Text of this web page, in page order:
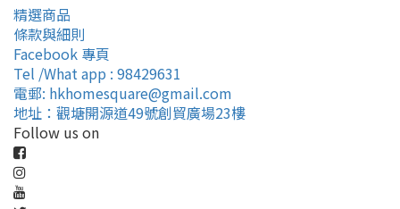
精選商品
條款與細則
Facebook 專頁
Tel /What app : 98429631
電郵: hkhomesquare@gmail.com
地址：觀塘開源道49號創貿廣場23樓
Follow us on